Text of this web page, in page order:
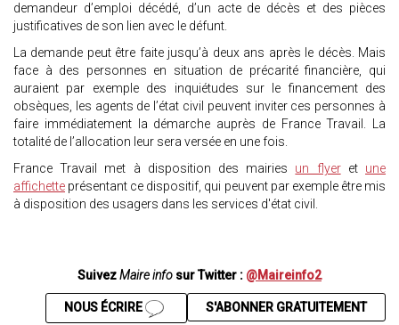
demandeur d’emploi décédé, d’un acte de décès et des pièces
justificatives de son lien avec le défunt.
La demande peut être faite jusqu’à deux ans après le décès. Mais
face à des personnes en situation de précarité financière, qui
auraient par exemple des inquiétudes sur le financement des
obsèques, les agents de l’état civil peuvent inviter ces personnes à
faire immédiatement la démarche auprès de France Travail. La
totalité de l’allocation leur sera versée en une fois.
France Travail met à disposition des mairies un flyeret une
affichette présentant ce dispositif, qui peuvent par exemple être mis
à disposition des usagers dans les services d'état civil.
SuivezMaire info sur Twitter : @Maireinfo2
S'ABONNER GRATUITEMENT
NOUS ÉCRIRE